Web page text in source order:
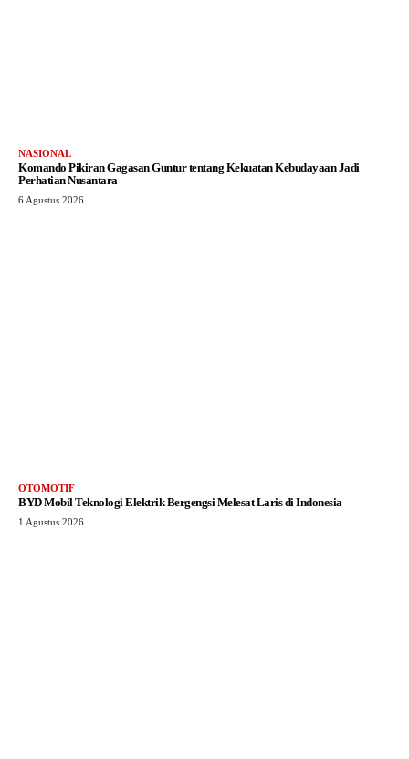
NASIONAL
Komando Pikiran Gagasan Guntur tentang Kekuatan Kebudayaan Jadi
Perhatian Nusantara
6 Agustus 2026
OTOMOTIF
BYD Mobil Teknologi Elektrik Bergengsi Melesat Laris di Indonesia
1 Agustus 2026